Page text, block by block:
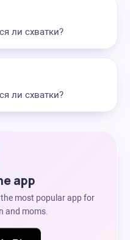
ли схватки?
ли схватки?
app
most popular app for
and moms.